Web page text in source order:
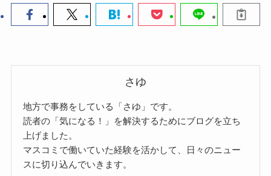
さゆ
地方で事務をしている「さゆ」です。
読者の「気になる！」を解決するためにブログを立ち
上げました。
マスコミで働いていた経験を活かして、日々のニュー
スに切り込んでいきます。